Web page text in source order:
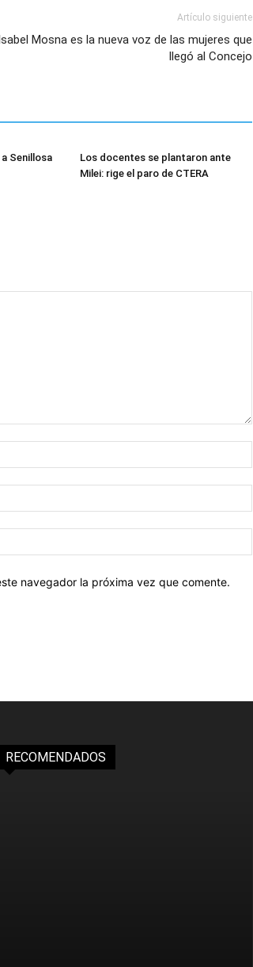
Artículo siguiente
Mosna es la nueva voz de las mujeres que
llegó al Concejo
Senillosa
Los docentes se plantaron ante
Milei: rige el paro de CTERA
navegador la próxima vez que comente.
RECOMENDADOS